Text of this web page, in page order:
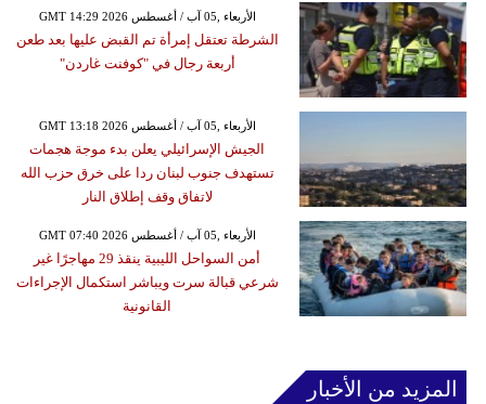
GMT 14:29 2026 الأربعاء ,05 آب / أغسطس
الشرطة تعتقل إمرأة تم القبض عليها بعد طعن
أربعة رجال في "كوفنت غاردن"
GMT 13:18 2026 الأربعاء ,05 آب / أغسطس
الجيش الإسرائيلي يعلن بدء موجة هجمات
تستهدف جنوب لبنان ردا على خرق حزب الله
لاتفاق وقف إطلاق النار
GMT 07:40 2026 الأربعاء ,05 آب / أغسطس
أمن السواحل الليبية ينقذ 29 مهاجرًا غير
شرعي قبالة سرت ويباشر استكمال الإجراءات
القانونية
المزيد من الأخبار